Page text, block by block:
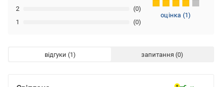
1 (0)
2 (0)
оцінка (1)
відгуки запитання